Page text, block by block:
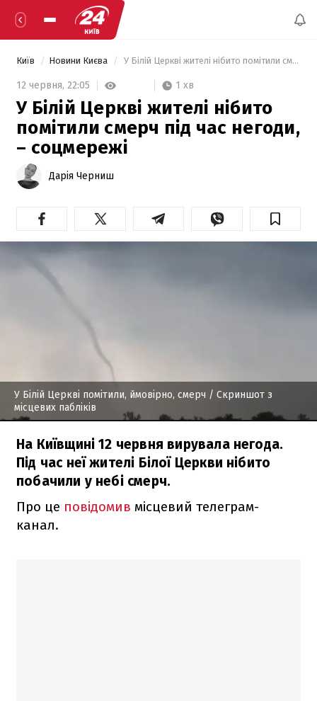
Київ Новини Києва У Білій Церкві жителі нібито помітили смерч під час негоди, – соцмережі
12 червня, 22:05 1 хв
У Білій Церкві жителі нібито
помітили смерч під час негоди,
– соцмережі
Дарія Черниш
У Білій Церкві помітили, ймовірно, смерч / Скриншот з
місцевих пабліків
На Київщині 12 червня вирувала негода.
Під час неї жителі Білої Церкви нібито
побачили у небі смерч.
Про це повідомив місцевий телеграм-
канал.